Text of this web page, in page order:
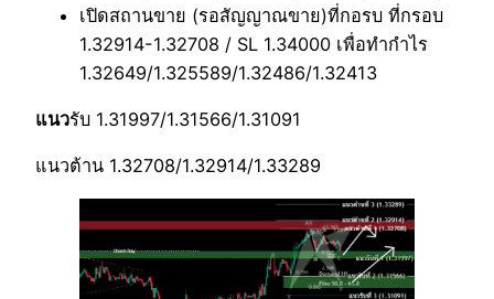
เปิดสถานขาย (รอสัญญาณขาย)ที่กอรบ ที่กรอบ
1.32914-1.32708 / SL 1.34000 เพื่อทำกำไร
1.32649/1.325589/1.32486/1.32413
แนวรับ 1.31997/1.31566/1.31091
แนวต้าน 1.32708/1.32914/1.33289